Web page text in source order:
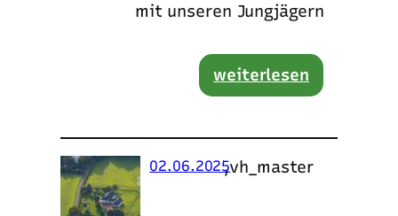
mit unseren Jungjägern
weiterlesen
02.06.2025
,vh_master